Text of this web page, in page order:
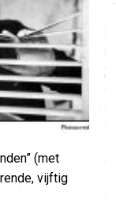
(met
vijftig